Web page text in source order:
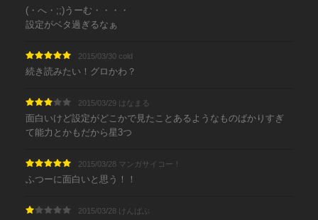
(・へ・;;)うーむ・・・・
設定がベタ過ぎるなぁ
2015/03/30 cold
続き読みたい！グロかわ？
2015/03/29 はなまる
面白いけど設定がどこかで見たことあるようなものばかりすぎ
て能力とかもだから星3つ
2015/03/28 マンガサイコー！
ふつーに面白いと思う！！
2015/03/28 けんぱぶ